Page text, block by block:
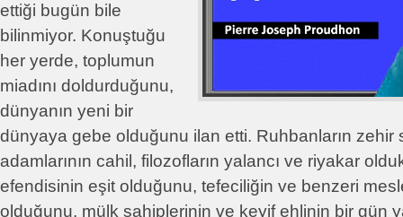
ettiği bugün bile
bilinmiyor. Konuştuğu
her yerde, toplumun
miadını doldurduğunu,
dünyanın yeni bir
dünyaya gebe olduğunu ilan etti. Ruhbanların zehir
adamlarının cahil, filozofların yalancı ve riyakar
efendisinin eşit olduğunu, tefeciliğin ve benzeri
olduğunu, mülk sahiplerinin ve keyif ehlinin bir gün